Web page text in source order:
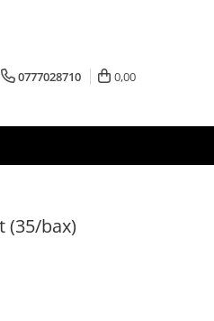
0777028710 0,00
(35/bax)